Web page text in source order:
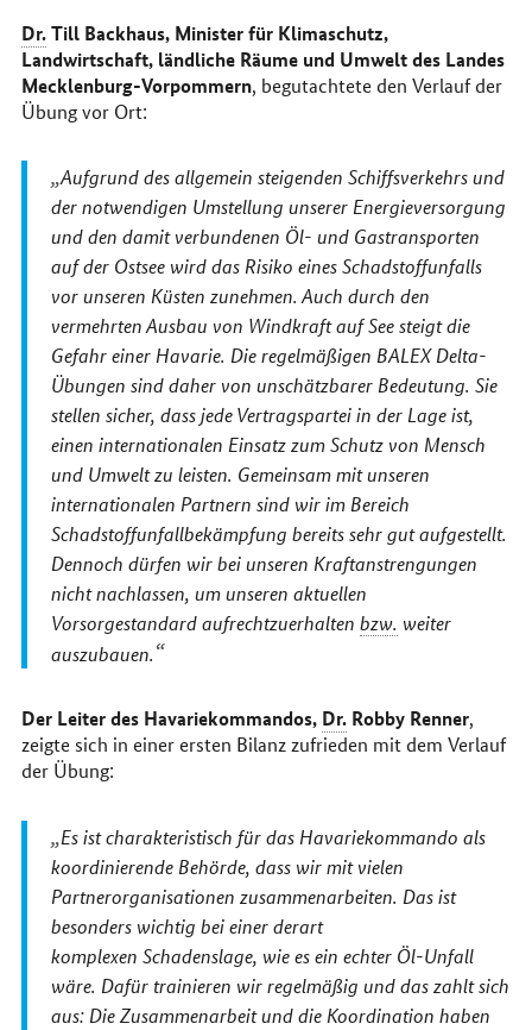
Dr.Till Backhaus, Minister für Klimaschutz,
Landwirtschaft, ländliche Räume und Umwelt des Landes
Mecklenburg-Vorpommern, begutachtete den Verlauf der
Übung vor Ort:
Aufgrund des allgemein steigenden Schiffsverkehrs und
der notwendigen Umstellung unserer Energieversorgung
und den damit verbundenen Öl- und Gastransporten
auf der Ostsee wird das Risiko eines Schadstoffunfalls
vor unseren Küsten zunehmen. Auch durch den
vermehrten Ausbau von Windkraft auf See steigt die
Gefahr einer Havarie. Die regelmäßigen BALEX Delta-
Übungen sind daher von unschätzbarer Bedeutung. Sie
stellen sicher, dass jede Vertragspartei in der Lage ist,
einen internationalen Einsatz zum Schutz von Mensch
und Umwelt zu leisten. Gemeinsam mit unseren
internationalen Partnern sind wir im Bereich
Schadstoffunfallbekämpfung bereits sehr gut aufgestellt.
Dennoch dürfen wir bei unseren Kraftanstrengungen
nicht nachlassen, um unseren aktuellen
Vorsorgestandard aufrechtzuerhaltenbzw. weiter
auszubauen.
Der Leiter des Havariekommandos, Dr.Robby Renner,
zeigte sich in einer ersten Bilanz zufrieden mit dem Verlauf
der Übung:
Es ist charakteristisch für das Havariekommando als
koordinierende Behörde, dass wir mit vielen
Partnerorganisationen zusammenarbeiten. Das ist
besonders wichtig bei einer derart
komplexen Schadenslage, wie es ein echter Öl-Unfall
wäre. Dafür trainieren wir regelmäßig und das zahlt sich
aus: Die Zusammenarbeit und die Koordination haben